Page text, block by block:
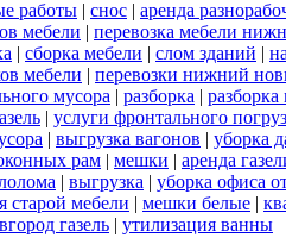
работы | снос | аренда
мебели | перевозка мебели
| сборка мебели | слом зданий |
мебели | перевозки нижний
мусора | разборка |
| услуги фронтального
| выгрузка вагонов | уборка
рам | мешки | аренда
| выгрузка | уборка офиса
старой мебели | мешки белые |
газель | утилизация ванны